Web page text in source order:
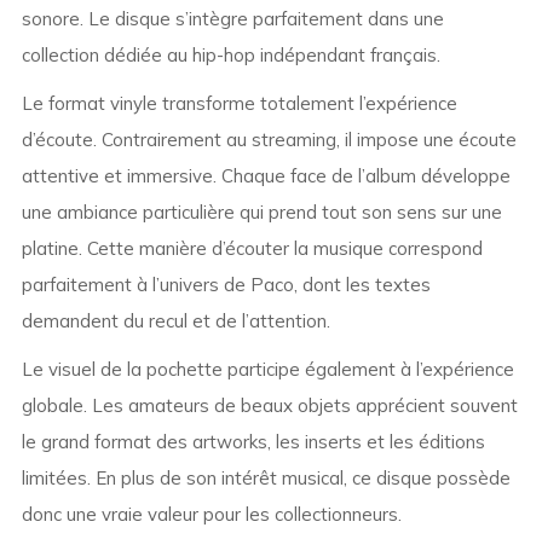
sonore. Le disque s’intègre parfaitement dans une
collection dédiée au hip-hop indépendant français.
Le format vinyle transforme totalement l’expérience
d’écoute. Contrairement au streaming, il impose une écoute
attentive et immersive. Chaque face de l’album développe
une ambiance particulière qui prend tout son sens sur une
platine. Cette manière d’écouter la musique correspond
parfaitement à l’univers de Paco, dont les textes
demandent du recul et de l’attention.
Le visuel de la pochette participe également à l’expérience
globale. Les amateurs de beaux objets apprécient souvent
le grand format des artworks, les inserts et les éditions
limitées. En plus de son intérêt musical, ce disque possède
donc une vraie valeur pour les collectionneurs.